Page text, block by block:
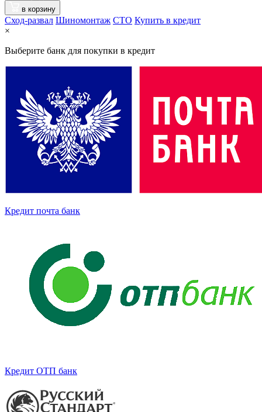
в корзину
Сход-развал Шиномонтаж CTO Купить в кредит
×
Выберите банк для покупки в кредит
Кредит почта банк
Кредит ОТП банк